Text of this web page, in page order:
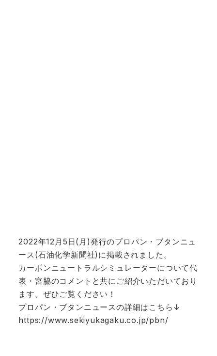
2022年12月5日(月)発行のプロパン・ブタンニュ
ース(石油化学新聞社)に掲載されました。
カーボンニュートラルシミュレーターについて代
表・宮脇のコメントと共にご紹介いただいており
ます。ぜひご覧ください！
プロパン・ブタンニュースの詳細はこちら↓
https://www.sekiyukagaku.co.jp/pbn/